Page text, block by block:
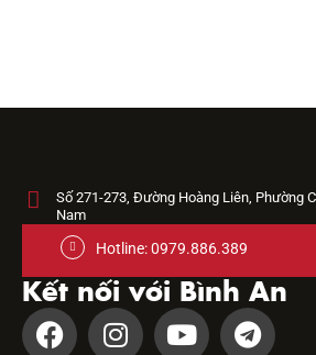
Số 271-273, Đường Hoàng Liên, Phường
Nam
Hotline: 0979.886.389
Kết nối với Bình An